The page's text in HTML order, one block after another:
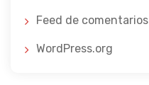
Feed de comentarios
WordPress.org